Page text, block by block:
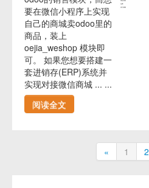
要在微信小程序上实现
自己的商城卖odoo里的
商品，装上
oejia_weshop 模块即
可。 如果您想要搭建一
套进销存(ERP)系统并
实现对接微信商城 ... ...
阅读全文
« 1 2